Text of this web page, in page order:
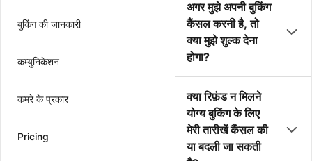
बुकिंग की जानकारी
कम्युनिकेशन
कमरे के प्रकार
Pricing
अगर मुझे अपनी बुकिंग
कैंसल करनी है, तो
क्या मुझे शुल्क देना
होगा?
क्या रिफ़ंड न मिलने
योग्य बुकिंग के लिए
मेरी तारीखें कैंसल की
या बदली जा सकती